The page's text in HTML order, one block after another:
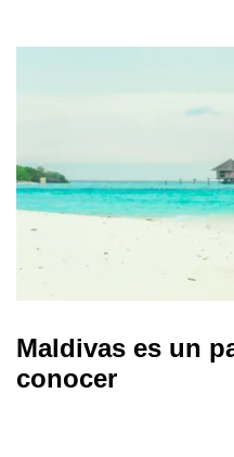
Maldivas es un
conocer